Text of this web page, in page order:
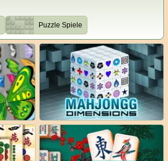
Puzzle Spiele